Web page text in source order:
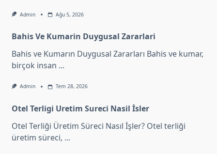
Admin Ağu 5, 2026
Bahis Ve Kumarin Duygusal Zararlari
Bahis ve Kumarın Duygusal Zararları Bahis ve kumar,
birçok insan ...
Admin Tem 28, 2026
Otel Terligi Uretim Sureci Nasil İsler
Otel Terliği Üretim Süreci Nasıl İşler? Otel terliği
üretim süreci, ...